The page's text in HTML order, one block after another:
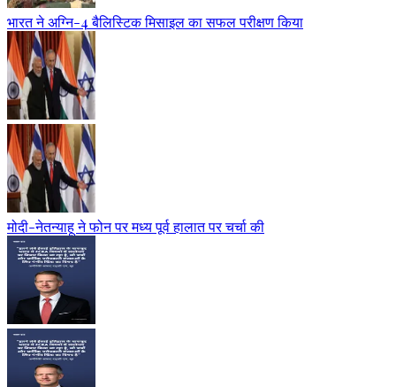
भारत ने अग्नि-4 बैलिस्टिक मिसाइल का सफल परीक्षण किया
मोदी-नेतन्याहू ने फोन पर मध्य पूर्व हालात पर चर्चा की